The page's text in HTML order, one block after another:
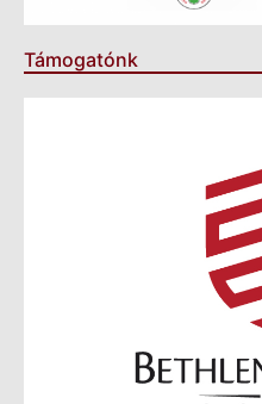
Támogatónk